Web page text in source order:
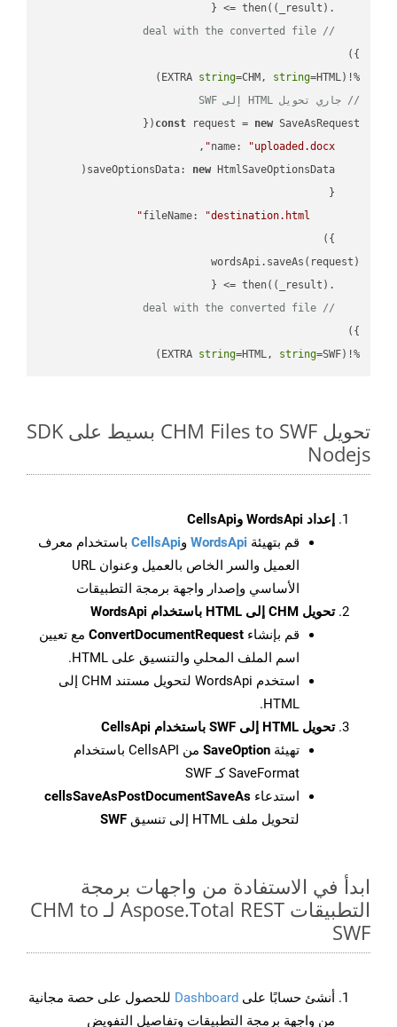
    .then(
( _result ) =>
// deal with the converted file
%!(EXTRA
string=CHM, string=HTML)
// جاري تحويل HTML إلى SWF
const request = new
name: "uploaded.docx"
saveOptionsData: new
fileName:
"destination.html"
    .then(
( _result ) =>
// deal with the converted file
%!(EXTRA
string=HTML, string=SWF)
تحويل CHM Files to SWF بسيط على SDK
Nodejs
إعداد WordsApi وCellsApi
قم بتهيئة WordsApi وCellsApi باستخدام معرف
العميل والسر الخاص بالعميل وعنوان URL
الأساسي وإصدار واجهة برمجة التطبيقات
تحويل CHM إلى HTML باستخدام WordsApi
قم بإنشاء ConvertDocumentRequest مع تعيين
اسم الملف المحلي والتنسيق على HTML.
استخدم WordsApi لتحويل مستند CHM إلى
HTML.
تحويل HTML إلى SWF باستخدام CellsApi
تهيئة SaveOption
من CellsAPI باستخدام
SaveFormat كـ SWF
استدعاء cellsSaveAsPostDocumentSaveAs
لتحويل ملف HTML إلى تنسيق
SWF
ابدأ في الاستفادة من واجهات برمجة
التطبيقات Aspose.Total REST لـ CHM to
SWF
أنشئ حسابًا على Dashboard للحصول على حصة مجانية
من واجهة برمجة التطبيقات وتفاصيل التفويض